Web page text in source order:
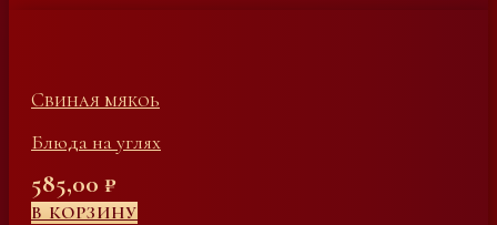
Свиная мякоь
Блюда на углях
585,00 ₽
В КОРЗИНУ